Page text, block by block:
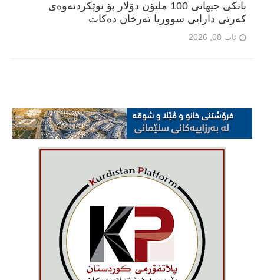
بانکی جیهانی 100 ملیۆن دۆلار بۆ نوێکردنەوەی
کەرتی دارایی سووریا تەرخان دەکات
ئاب 08, 2026